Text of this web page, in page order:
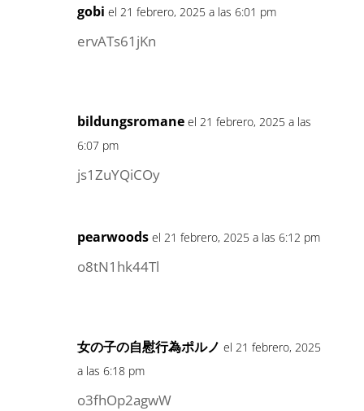
gobi el 21 febrero, 2025 a las 6:01 pm
ervATs61jKn
bildungsromane el 21 febrero, 2025 a las
6:07 pm
js1ZuYQiCOy
pearwoods el 21 febrero, 2025 a las 6:12 pm
o8tN1hk44Tl
女の子の自慰行為ポルノ el 21 febrero, 2025
a las 6:18 pm
o3fhOp2agwW